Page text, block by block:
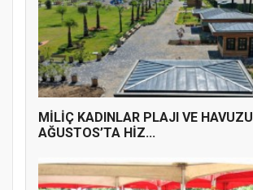
MİLİÇ KADINLAR PLAJI VE HAVUZU
AĞUSTOS’TA HİZ...